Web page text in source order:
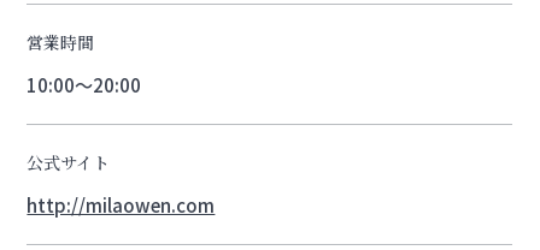
営業時間
10:00～20:00
公式サイト
http://milaowen.com